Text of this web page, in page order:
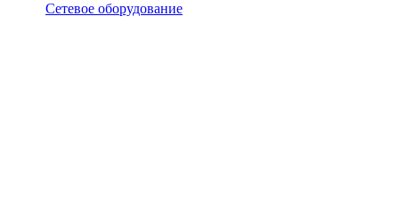
Сетевое оборудование